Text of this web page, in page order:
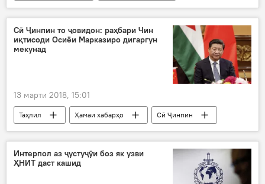
Ӯзбекистон
созишнома
сарҳад
шиноснома
Дар Тоҷикистон
Сӣ Ҷинпин то ҷовидон: раҳбари Чин
иқтисоди Осиёи Марказиро дигаргун
мекунад
13 марти 2018, 15:01
Таҳлил Ҳамаи хабарҳо
Сӣ Ҷинпин
раисҷумҳур
парлумон
раёсати якумра
Дар ҷаҳон
Дар Тоҷикистон
Интерпол аз ҷустуҷӯи боз як узви
ҲНИТ даст кашид